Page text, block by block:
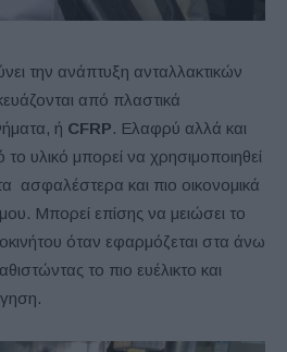
την ανάπτυξη ανταλλακτικών
από πλαστικά
ή CFRP. Ελαφρύ αλλά και
το υλικό μπορεί να χρησιμοποιηθεί
ασφαλέστερα και πιο οικονομικά
Μπορεί επίσης να μειώσει το
όταν εφαρμόζεται στα άνω
το πιο ευέλικτο και